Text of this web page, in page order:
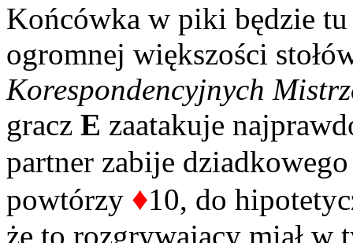
Końcówka w piki będzie tu
ogromnej większości
Korespondencyjnych
gracz E zaatakuje
partner zabije
powtórzy ♦10, do
że to rozgrywający miał